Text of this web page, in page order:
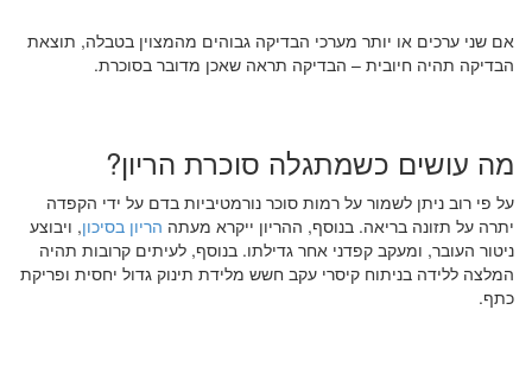
אם שני ערכים או יותר מערכי הבדיקה גבוהים מהמצוין בטבלה, תוצאת
הבדיקה תהיה חיובית – הבדיקה תראה שאכן מדובר בסוכרת.
מה עושים כשמתגלה סוכרת הריון?
על פי רוב ניתן לשמור על רמות סוכר נורמטיביות בדם על ידי הקפדה
יתרה על תזונה בריאה. בנוסף, ההריון ייקרא מעתה הריון בסיכון, ויבוצע
ניטור העובר, ומעקב קפדני אחר גדילתו. בנוסף, לעיתים קרובות תהיה
המלצה ללידה בניתוח קיסרי עקב חשש מלידת תינוק גדול יחסית ופריקת
כתף.